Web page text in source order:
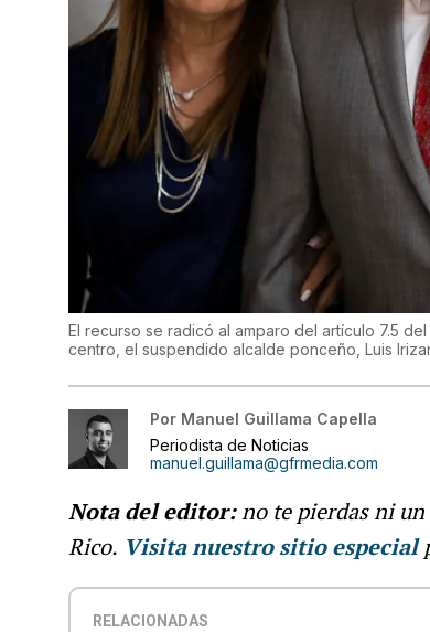
El recurso se radicó al amparo del artículo 7.5
centro, el suspendido alcalde ponceño, Luis
Por Manuel Guillama Capella
Periodista de Noticias
manuel.guillama@gfrmedia.com
Nota del editor:no te pierdas ni un
Rico. Visita nuestro sitio especial
RELACIONADAS